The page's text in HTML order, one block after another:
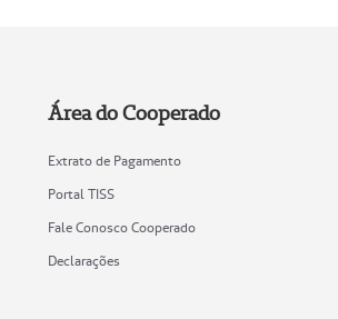
Área do Cooperado
Extrato de Pagamento
Portal TISS
Fale Conosco Cooperado
Declarações